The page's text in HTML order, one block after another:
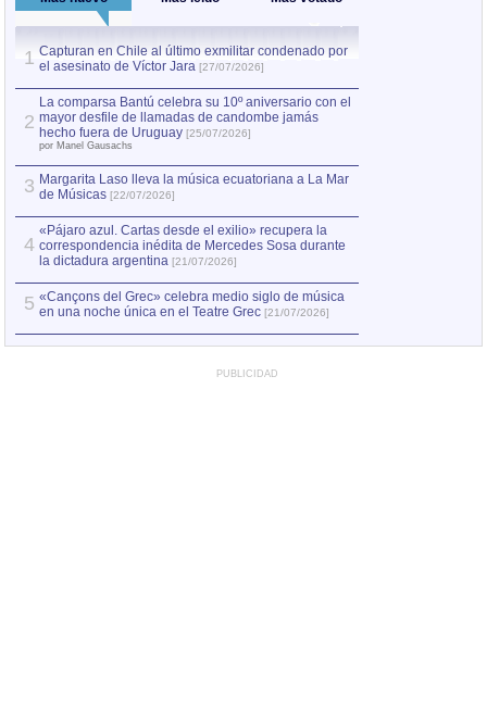
1 Capturan en Chile al último exmilitar condenado por
el asesinato de Víctor Jara [27/07/2026]
2
La comparsa Bantú celebra su 10º aniversario con el
mayor desfile de llamadas de candombe jamás
hecho fuera de Uruguay [25/07/2026]
por Manel Gausachs
3 Margarita Laso lleva la música ecuatoriana a La Mar
de Músicas [22/07/2026]
4
«Pájaro azul. Cartas desde el exilio» recupera la
correspondencia inédita de Mercedes Sosa durante
la dictadura argentina [21/07/2026]
5 «Cançons del Grec» celebra medio siglo de música
en una noche única en el Teatre Grec [21/07/2026]
PUBLICIDAD